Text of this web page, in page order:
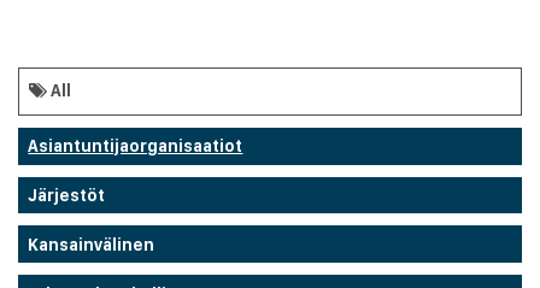
All
Asiantuntijaorganisaatiot
Järjestöt
Kansainvälinen